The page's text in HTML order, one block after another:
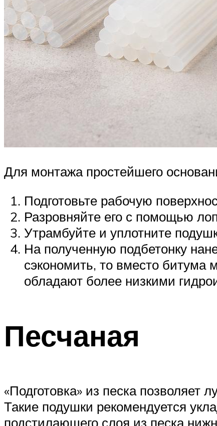
Для монтажа простейшего
Подготовьте рабочую
Разровняйте его с помощью
Утрамбуйте и уплотните
На полученную подбетонку
сэкономить, то вместо битума
обладают более низкими
Песчаная
«Подготовка» из песка позволяет
Такие подушки рекомендуется
подстилающего слоя из песка